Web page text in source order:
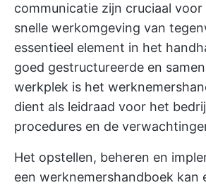
communicatie zijn cruciaal voor
snelle werkomgeving van
essentieel element in het
goed gestructureerde en
werkplek is het
dient als leidraad voor het
procedures en de
Het opstellen, beheren en
een werknemershandboek kan